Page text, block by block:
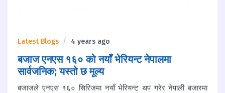
Latest Blogs 4 years ago
बजाज एनएस १६० को नयाँ भेरियन्ट नेपालमा
सार्वजनिक; यस्तो छ मूल्य
बजाजले एनएस १६० सिरिजमा नयाँ भेरियन्ट थप गरेर नेपाली बजारमा